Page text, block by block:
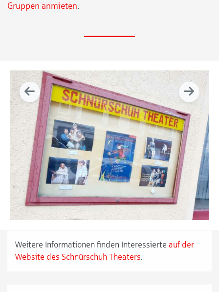
Gruppen anmieten.
Weitere Informationen finden Interessierte auf der
Website des Schnürschuh Theaters.